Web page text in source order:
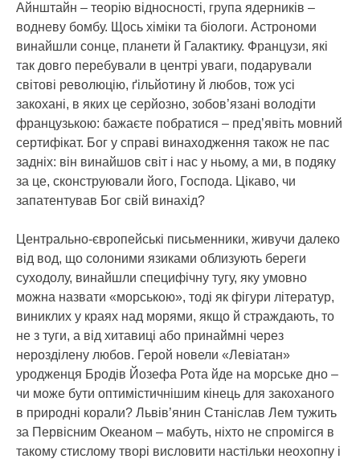
Айнштайн – теорію відносності, група ядерників –
водневу бомбу. Щось хіміки та біологи. Астрономи
винайшли сонце, планети й Галактику. Французи, які
так довго перебували в центрі уваги, подарували
світові революцію, ґільйотину й любов, тож усі
закохані, в яких це серйозно, зобов’язані володіти
французькою: бажаєте побратися – пред’явіть мовний
сертифікат. Бог у справі винаходження також не пас
задніх: він винайшов світ і нас у ньому, а ми, в подяку
за це, сконструювали його, Господа. Цікаво, чи
запатентував Бог свій винахід?
Центрально-європейські письменники, живучи далеко
від вод, що солоними язиками облизують береги
суходолу, винайшли специфічну тугу, яку умовно
можна назвати «морською», тоді як фігури літератур,
виниклих у краях над морями, якщо й страждають, то
не з туги, а від хитавиці або принаймні через
нерозділену любов. Герой новели «Левіатан»
уродженця Бродів Йозефа Рота йде на морське дно –
чи може бути оптимістичнішим кінець для закоханого
в природні корали? Львів’янин Станіслав Лем тужить
за Первісним Океаном – мабуть, ніхто не спромігся в
такому стислому творі висловити настільки неохопну і